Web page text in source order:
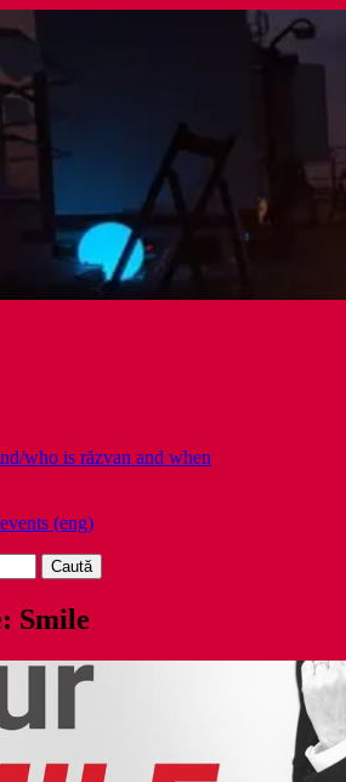
who is răzvan and when
(eng)
Smile